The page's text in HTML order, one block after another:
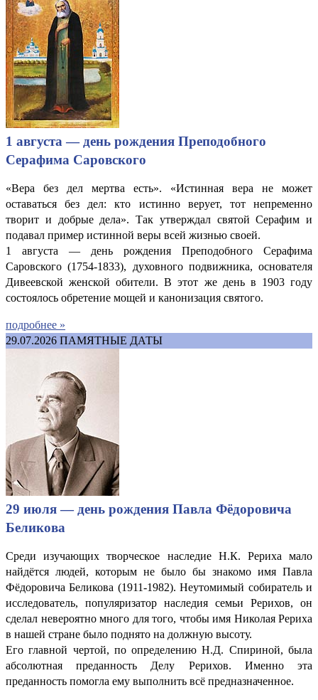
1 августа — день рождения Преподобного
Серафима Саровского
«Вера без дел мертва есть». «Истинная вера не может
оставаться без дел: кто истинно верует, тот непременно
творит и добрые дела». Так утверждал святой Серафим и
подавал пример истинной веры всей жизнью своей.
1 августа — день рождения Преподобного Серафима
Саровского (1754-1833), духовного подвижника, основателя
Дивеевской женской обители. В этот же день в 1903 году
состоялось обретение мощей и канонизация святого.
подробнее »
29.07.2026 ПАМЯТНЫЕ ДАТЫ
29 июля — день рождения Павла Фёдоровича
Беликова
Среди изучающих творческое наследие Н.К. Рериха мало
найдётся людей, которым не было бы знакомо имя Павла
Фёдоровича Беликова (1911-1982). Неутомимый собиратель и
исследователь, популяризатор наследия семьи Рерихов, он
сделал невероятно много для того, чтобы имя Николая Рериха
в нашей стране было поднято на должную высоту.
Его главной чертой, по определению Н.Д. Спириной, была
абсолютная преданность Делу Рерихов. Именно эта
преданность помогла ему выполнить всё предназначенное.